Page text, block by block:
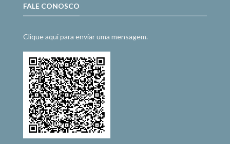
FALE CONOSCO
Clique aqui para enviar uma mensagem.